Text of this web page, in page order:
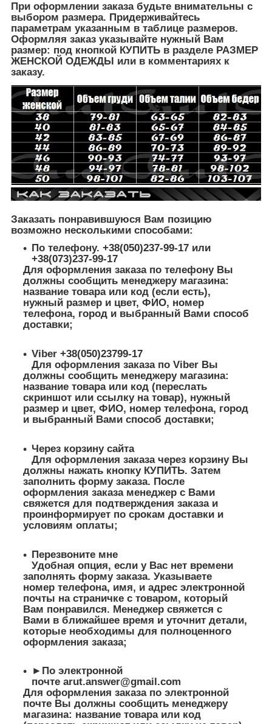
При оформлении заказа будьте внимательны с
выбором размера. Придерживайтесь
параметрам указанным в таблице размеров.
Оформляя заказ указывайте нужный Вам
размер: под кнопкой КУПИТЬ в разделе РАЗМЕР
ЖЕНСКОЙ ОДЕЖДЫ или в комментариях к
заказу.
Заказать понравившуюся Вам позицию
возможно несколькими способами:
По телефону. +38(050)237-99-17 или
+38(073)237-99-17
Для оформления заказа по телефону Вы
должны сообщить менеджеру магазина:
название товара или код (если есть),
нужный размер и цвет, ФИО, номер
телефона, город и выбранный Вами способ
доставки;
Viber +38(050)23799-17
Для оформления заказа по Viber Вы
должны сообщить менеджеру магазина:
название товара или код (переслать
скриншот или ссылку на товар), нужный
размер и цвет, ФИО, номер телефона, город
и выбранный Вами способ доставки;
Через корзину сайта
Для оформления заказа через корзину Вы
должны нажать кнопку КУПИТЬ. Затем
заполнить форму заказа. После
оформления заказа менеджер с Вами
свяжется для подтверждения заказа и
проинформирует по срокам доставки и
условиям оплаты;
Перезвоните мне
Удобная опция, если у Вас нет времени
заполнять форму заказа. Указываете
номер телефона, имя, и адрес электронной
почты на страничке с товаром, который
Вам понравился. Менеджер свяжется с
Вами в ближайшее время и уточнит детали,
которые необходимы для полноценного
оформления заказа;
►По электронной
почте arut.answer@gmail.com
Для оформления заказа по электронной
почте Вы должны сообщить менеджеру
магазина: название товара или код